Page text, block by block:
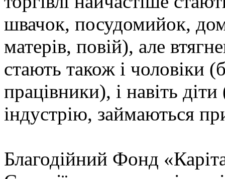
швачок, посудомийок,
матерів, повій), але
стають також і чоловіки
працівники), і навіть
індустрію, займаються
Благодійний Фонд